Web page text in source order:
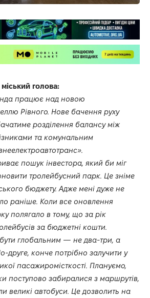
голова:
працює над новою
Рівного. Нове бачення руху
розділення балансу між
та комунальним
пошук інвестора, який би міг
тролейбусний парк. Це зніме
бюджету. Адже мені дуже не
раніше. Коли все оновлення
полягало в тому, що за рік
за бюджетні кошти.
глобальним — не два-три, а
друге, конче потрібно залучити у
пасажиромісткості. Плануємо,
поступово забиралися з маршрутів,
великі автобуси. Це дозволить на